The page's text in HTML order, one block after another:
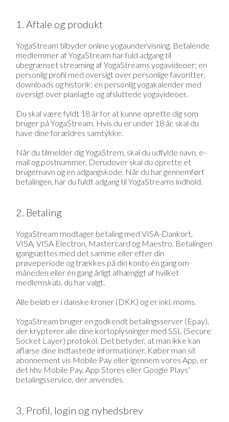
1. Aftale og produkt
YogaStream tilbyder online yogaundervisning. Betalende
medlemmer af YogaStream har fuld adgang til
ubegrænset streaming af YogaStreams yogavideoer; en
personlig profil med oversigt over personlige favoritter,
downloads og historik; en personlig yogakalender med
oversigt over planlagte og afsluttede yogavideoer.
Du skal være fyldt 18 år for at kunne oprette dig som
bruger på YogaStream. Hvis du er under 18 år, skal du
have dine forældres samtykke.
Når du tilmelder dig YogaStrem, skal du udfylde navn, e-
mail og postnummer. Derudover skal du oprette et
brugernavn og en adgangskode. Når du har gennemført
betalingen, har du fuldt adgang til YogaStreams indhold.
2. Betaling
YogaStream modtager betaling med VISA-Dankort,
VISA, VISA Electron, Mastercard og Maestro. Betalingen
igangsættes med det samme eller efter din
prøveperiode og trækkes på din konto én gang om
måneden eller én gang årligt afhængigt af hvilket
medlemskab, du har valgt.
Alle beløb er i danske kroner (DKK) og er inkl. moms.
YogaStream bruger en godkendt betalingsserver (Epay),
der krypterer alle dine kortoplysninger med SSL (Secure
Socket Layer) protokol. Det betyder, at man ikke kan
aflæse dine indtastede informationer. Køber man sit
abonnement vis Mobile Pay eller igennem vores App, er
det hhv Mobile Pay, App Stores eller Google Plays'
betalingsservice, der anvendes.
3. Profil, login og nyhedsbrev